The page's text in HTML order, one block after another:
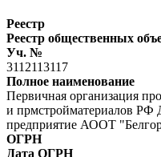
Реестр
Реестр общественных
Уч. №
3112113117
Полное наименование
Первичная организация
и прмстройматериалов РФ
предприятие АООТ
ОГРН
Дата ОГРН